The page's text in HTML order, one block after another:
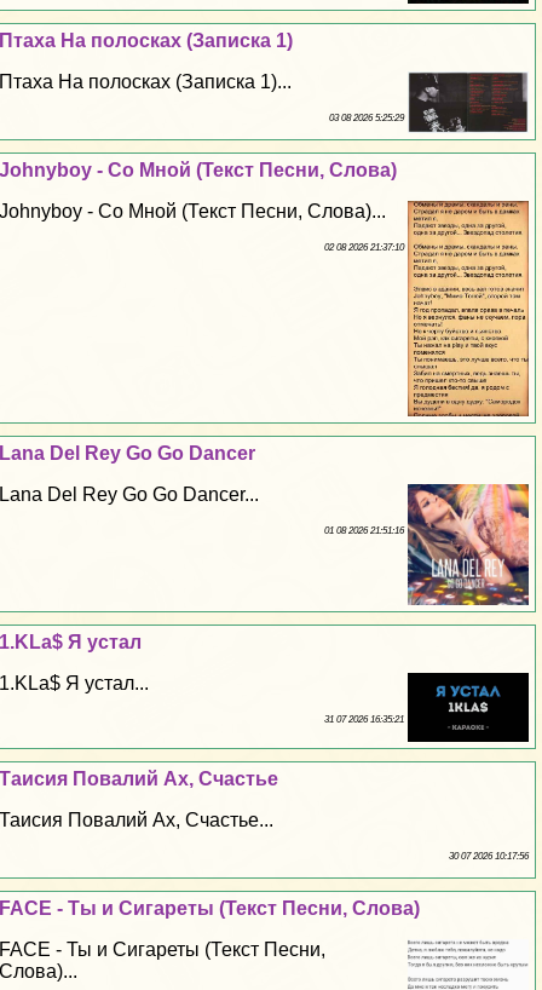
Птаха На полосках (Записка 1)
Птаха На полосках (Записка 1)...
03 08 2026 5:25:29
Johnyboy - Со Мной (Текст Песни, Слова)
Johnyboy - Со Мной (Текст Песни, Слова)...
02 08 2026 21:37:10
Lana Del Rey Go Go Dancer
Lana Del Rey Go Go Dancer...
01 08 2026 21:51:16
1.KLa$ Я устал
1.KLa$ Я устал...
31 07 2026 16:35:21
Таисия Повалий Ах, Счастье
Таисия Повалий Ах, Счастье...
30 07 2026 10:17:56
FACE - Ты и Сигареты (Текст Песни, Слова)
FACE - Ты и Сигареты (Текст Песни,
Слова)...